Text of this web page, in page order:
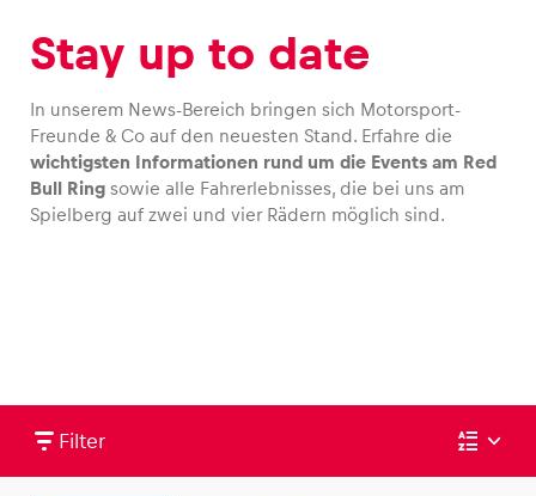
Seiten
Fahrzeug
Alle anzeigen
Stay up to date
In unserem News-Bereich bringen sich Motorsport-
Freunde & Co auf den neuesten Stand. Erfahre die
wichtigsten Informationen rund um die Events am Red
Bull Ring sowie alle Fahrerlebnisses, die bei uns am
Spielberg auf zwei und vier Rädern möglich sind.
Filter